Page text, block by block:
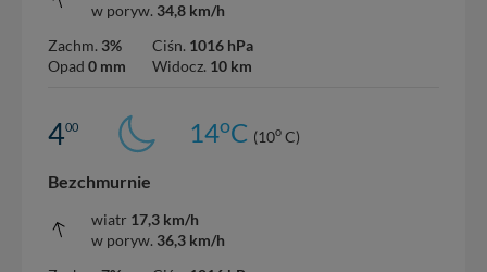
w poryw. 34,8 km/h
Zachm. 3%
Opad 0 mm
Ciśn. 1016 hPa
Widocz. 10 km
400 14oC (10o C)
Bezchmurnie
wiatr 17,3 km/h
w poryw. 36,3 km/h